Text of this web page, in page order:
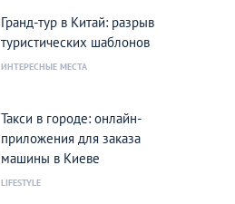
Гранд-тур в Китай: разрыв
туристических шаблонов
ИНТЕРЕСНЫЕ МЕСТА
Такси в городе: онлайн-
приложения для заказа
машины в Киеве
LIFESTYLE